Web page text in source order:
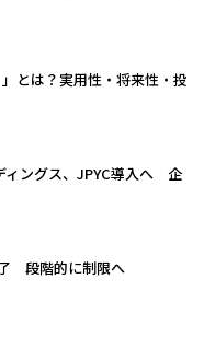
」とは？実用性・将来性・投
ィングス、JPYC導入へ 企
段階的に制限へ